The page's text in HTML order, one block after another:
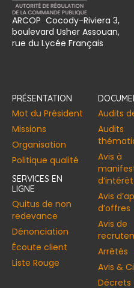
ARCOP Cocody-Riviera 3,
boulevard Usher Assouan,
rue du Lycée Français
PRÉSENTATION
Mot du Président
Missions
Organisation
Politique qualité
SERVICES EN
LIGNE
Quitus de non
redevance
Dénonciation
Écoute client
Liste Rouge
Audits
Audits
Avis à
d’intérêt
Avis
d’offres
Avis de
Arrêtés
Avis &
Décrets